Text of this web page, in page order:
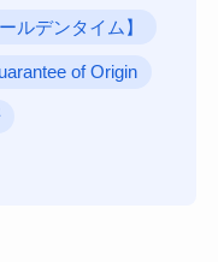
ルデンタイム】
of Origin